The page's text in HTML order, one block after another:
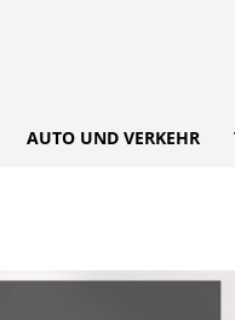
AUTO UND VERKEHR